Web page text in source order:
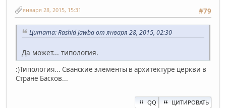
#79
января 28, 2015, 15:31
Цитата: Rashid Jawba от января 28, 2015, 02:30
Да может... типология.
:)Типология... Сванские элементы в архитектуре церкви в
Стране Басков...
QQ ЦИТИРОВАТЬ